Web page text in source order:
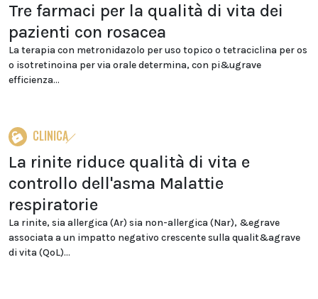
Tre farmaci per la qualità di vita dei
pazienti con rosacea
La terapia con metronidazolo per uso topico o tetraciclina per os
o isotretinoina per via orale determina, con pi&ugrave
efficienza...
CLINICA
La rinite riduce qualità di vita e
controllo dell'asma Malattie
respiratorie
La rinite, sia allergica (Ar) sia non-allergica (Nar), &egrave
associata a un impatto negativo crescente sulla qualit&agrave
di vita (QoL)...